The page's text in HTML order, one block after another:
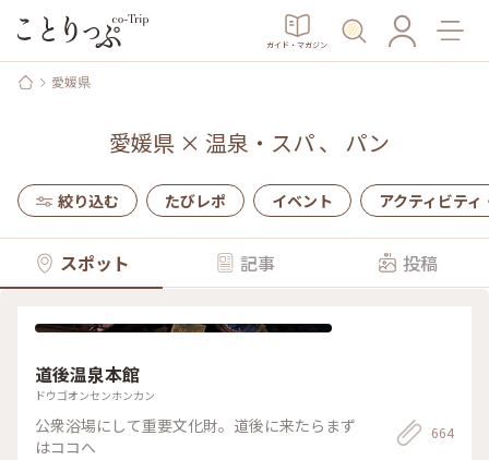
ガイド・マガジン
愛媛県
愛媛県× 温泉・スパ、 パン
絞り込む たびレポ イベント アクティビティ
スポット 記事 投稿
道後温泉本館
ドウゴオンセンホンカン
公衆浴場にして重要文化財。道後に来たらまず
はココへ
664